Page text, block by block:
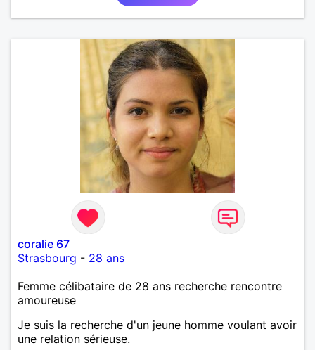
coralie 67
Strasbourg - 28 ans
Femme célibataire de 28 ans recherche rencontre
amoureuse
Je suis la recherche d'un jeune homme voulant avoir
une relation sérieuse.